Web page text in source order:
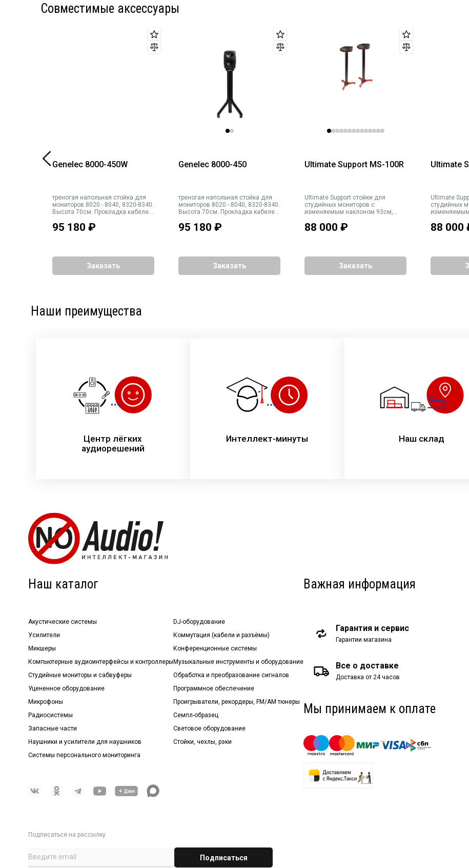
Совместимые аксессуары
Genelec 8000-450W
треногая напольная стойка для
мониторов 8020 - 8040, 8320-8340.
Высота 70см. Прокладка кабелей
основания 420 мм. Вес 19 кг
95 180 ₽
Заказать
Genelec 8000-450
треногая напольная стойка для
мониторов 8020 - 8040, 8320-8340.
Высота 70см. Прокладка кабелей
основания 420 мм. Вес 19 кг
95 180 ₽
Заказать
Ultimate Support MS-100R
Ultimate Support стойки для
студийных мониторов с
изменяемым наклоном 93см,
элементами
88 000 ₽
Заказать
Ultimate
Ultimate Support
студийных
88 000
Наши преимущества
Центр лёгких
аудиорешений
Интеллект-минуты Наш склад
Наш каталог
Акустические системы
Усилители
Микшеры
Компьютерные аудиоинтерфейсы и контроллеры
Студийные мониторы и сабвуферы
Уцененное оборудование
Микрофоны
Радиосистемы
Запасные части
Наушники и усилители для наушников
Системы персонального мониторинга
DJ-оборудование
Коммутация (кабели и разъёмы)
Конференционные системы
Музыкальные инструменты и оборудование
Обработка и преобразование сигналов
Программное обеспечение
Проигрыватели, рекордеры, FM/AM тюнеры
Семпл-образец
Световое оборудование
Стойки, чехлы, рэки
Подписаться на рассылку
Важная информация
Гарантия и сервис
Гарантии магазина
Все о доставке
Доставка от 24 часов
Мы принимаем к оплате